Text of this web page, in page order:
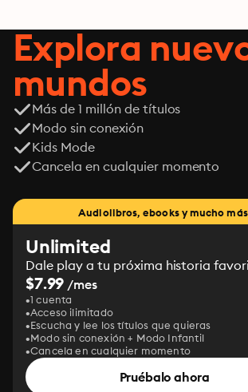
Explora
mundos
Más de 1 millón de títulos
Modo sin conexión
Kids Mode
Cancela en cualquier momento
Audiolibros, ebooks y mucho
Unlimited
Dale play a tu próxima historia
$7.99 /mes
1 cuenta
Acceso ilimitado
Escucha y lee los títulos que quieras
Modo sin conexión + Modo Infantil
Cancela en cualquier momento
Pruébalo ahora